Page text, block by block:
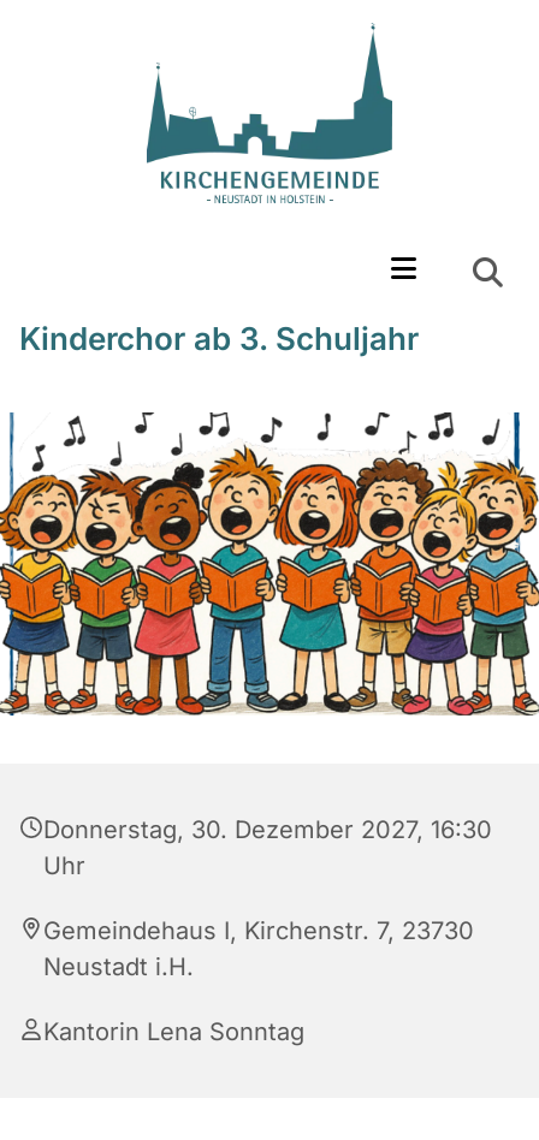
Kinderchor ab 3. Schuljahr
Donnerstag, 30. Dezember 2027, 16:30
Uhr
Gemeindehaus I, Kirchenstr. 7, 23730
Neustadt i.H.
Kantorin Lena Sonntag